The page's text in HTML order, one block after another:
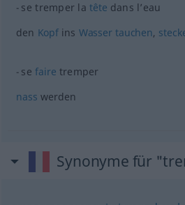
se tremper latête dans l’eau
den Kopfins Wasser tauchen,
sefaire tremper
nass werden
Synonyme für